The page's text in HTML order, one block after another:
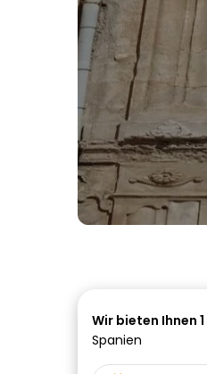
Wir bieten Ihnen 1
Spanien